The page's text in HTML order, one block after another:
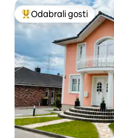
Među najviše
Odabrali gosti